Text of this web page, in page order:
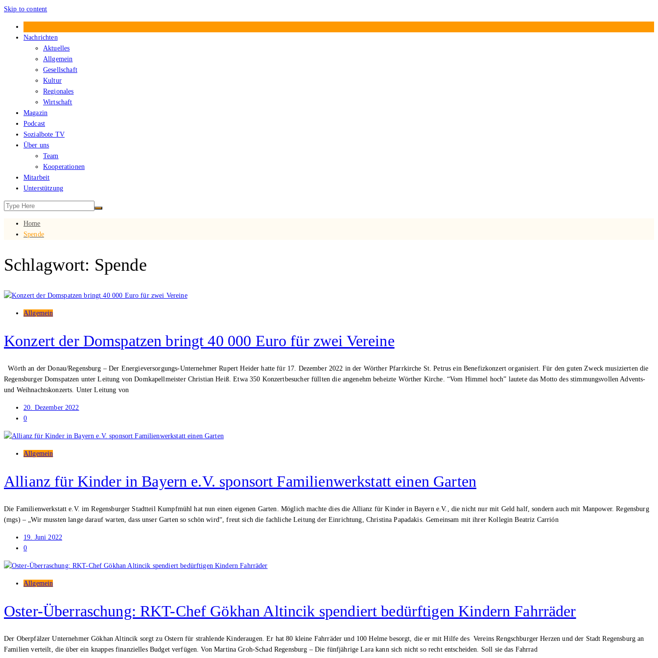
Skip to content
Treibgut – Der Sozialbote
Nachrichten
Aktuelles
Allgemein
Gesellschaft
Kultur
Regionales
Wirtschaft
Magazin
Podcast
Sozialbote TV
Über uns
Team
Kooperationen
Mitarbeit
Unterstützung
Home
Spende
Schlagwort: Spende
Allgemein
Konzert der Domspatzen bringt 40 000 Euro für zwei Vereine
Wörth an der Donau/Regensburg – Der Energieversorgungs-Unternehmer Rupert Heider hatte für 17. Dezember 2022 in der Wörther Pfarrkirche St. Petrus ein Benefizkonzert organisiert. Für den guten Zweck musizierten die
Regensburger Domspatzen unter Leitung von Domkapellmeister Christian Heiß. Etwa 350 Konzertbesucher füllten die angenehm beheizte Wörther Kirche. “Vom Himmel hoch” lautete das Motto des stimmungsvollen Advents-
und Weihnachtskonzerts. Unter Leitung von
20. Dezember 2022
0
Allgemein
Allianz für Kinder in Bayern e.V. sponsort Familienwerkstatt einen Garten
Die Familienwerkstatt e.V. im Regensburger Stadtteil Kumpfmühl hat nun einen eigenen Garten. Möglich machte dies die Allianz für Kinder in Bayern e.V., die nicht nur mit Geld half, sondern auch mit Manpower. Regensburg
(mgs) – „Wir mussten lange darauf warten, dass unser Garten so schön wird“, freut sich die fachliche Leitung der Einrichtung, Christina Papadakis. Gemeinsam mit ihrer Kollegin Beatriz Carrión
19. Juni 2022
0
Allgemein
Oster-Überraschung: RKT-Chef Gökhan Altincik spendiert bedürftigen Kindern Fahrräder
Der Oberpfälzer Unternehmer Gökhan Altincik sorgt zu Ostern für strahlende Kinderaugen. Er hat 80 kleine Fahrräder und 100 Helme besorgt, die er mit Hilfe des Vereins Rengschburger Herzen und der Stadt Regensburg an
Familien verteilt, die über ein knappes finanzielles Budget verfügen. Von Martina Groh-Schad Regensburg – Die fünfjährige Lara kann sich nicht so recht entscheiden. Soll sie das Fahrrad